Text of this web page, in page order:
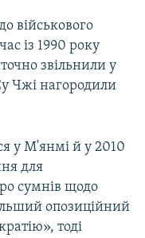
військового
із 1990 року
звільнили у
Чжі нагородили
у М'янмі й у 2010
для
сумнів щодо
опозиційний
тоді